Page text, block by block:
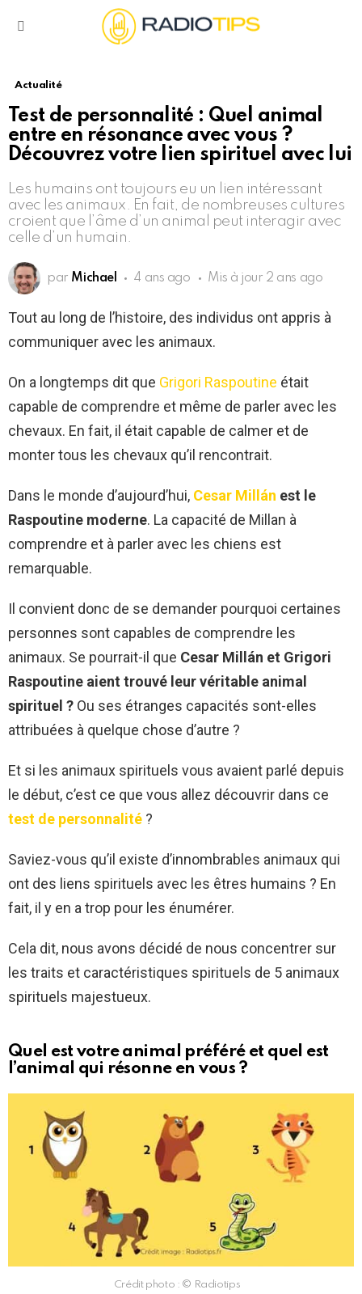
Actualité
Test de personnalité : Quel animal
entre en résonance avec vous ?
Découvrez votre lien spirituel avec lui
Les humains ont toujours eu un lien intéressant
avec les animaux. En fait, de nombreuses cultures
croient que l’âme d’un animal peut interagir avec
celle d’un humain.
par Michael 4 ans ago Mis à jour 2 ans ago
Tout au long de l’histoire, des individus ont appris à
communiquer avec les animaux.
On a longtemps dit que Grigori Raspoutine était
capable de comprendre et même de parler avec les
chevaux. En fait, il était capable de calmer et de
monter tous les chevaux qu’il rencontrait.
Dans le monde d’aujourd’hui, Cesar Millán est le
Raspoutine moderne. La capacité de Millan à
comprendre et à parler avec les chiens est
remarquable.
Il convient donc de se demander pourquoi certaines
personnes sont capables de comprendre les
animaux. Se pourrait-il que Cesar Millán et Grigori
Raspoutine aient trouvé leur véritable animal
spirituel ? Ou ses étranges capacités sont-elles
attribuées à quelque chose d’autre ?
Et si les animaux spirituels vous avaient parlé depuis
le début, c’est ce que vous allez découvrir dans ce
test de personnalité ?
Saviez-vous qu’il existe d’innombrables animaux qui
ont des liens spirituels avec les êtres humains ? En
fait, il y en a trop pour les énumérer.
Cela dit, nous avons décidé de nous concentrer sur
les traits et caractéristiques spirituels de 5 animaux
spirituels majestueux.
Quel est votre animal préféré et quel est
l’animal qui résonne en vous ?
Crédit photo : © Radiotips